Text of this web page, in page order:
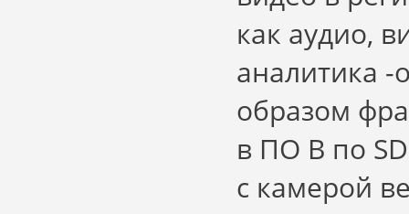
как аудио,
аналитика -
образом
в ПО B по
с камерой